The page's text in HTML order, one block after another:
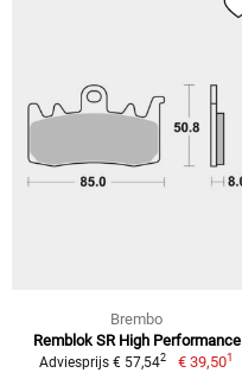
Brembo
Remblok SR High Performance
Adviesprijs € 57,542 € 39,501